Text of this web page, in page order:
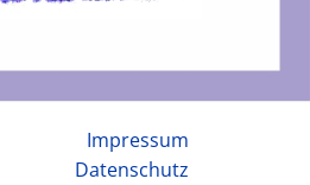
Impressum
Datenschutz